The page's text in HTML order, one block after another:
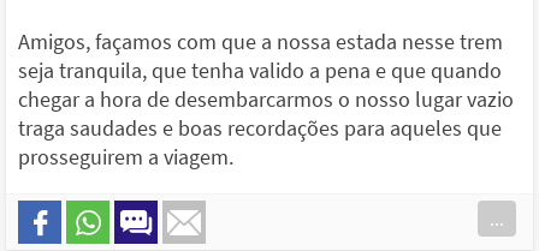
Amigos, façamos com que a nossa estada nesse trem
seja tranquila, que tenha valido a pena e que quando
chegar a hora de desembarcarmos o nosso lugar vazio
traga saudades e boas recordações para aqueles que
prosseguirem a viagem.
...